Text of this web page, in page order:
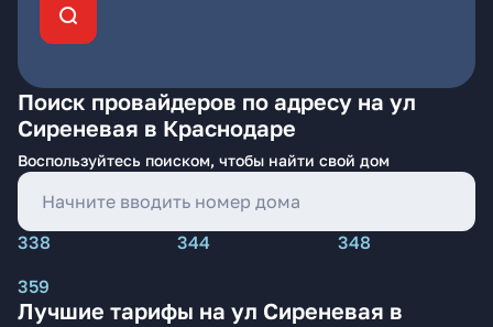
Поиск провайдеров по адресу на ул
Сиреневая в Краснодаре
Воспользуйтесь поиском, чтобы найти свой дом
338 344
348
359
Лучшие тарифы на ул Сиреневая в